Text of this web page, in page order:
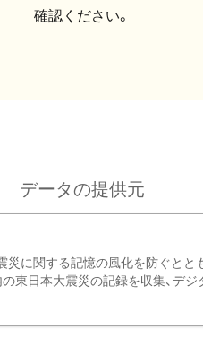
確認ください。
データの提供元
に関する記憶の風化を防ぐとと
東日本大震災の記録を収集、デ